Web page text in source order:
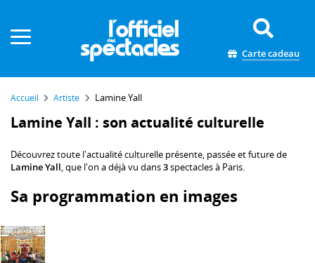
Carte cadeau
Accueil Artiste Lamine Yall
Lamine Yall : son actualité culturelle
Découvrez toute l'actualité culturelle présente, passée et future de
Lamine Yall, que l'on a déjà vu dans3spectacles à Paris.
Sa programmation en images